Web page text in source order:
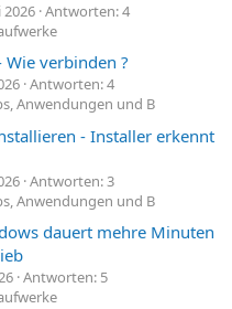
2026 Antworten: 4
Wie verbinden ?
Antworten: 4
Anwendungen und B
- Installer erkennt
Antworten: 3
Anwendungen und B
dauert mehre Minuten
Antworten: 5